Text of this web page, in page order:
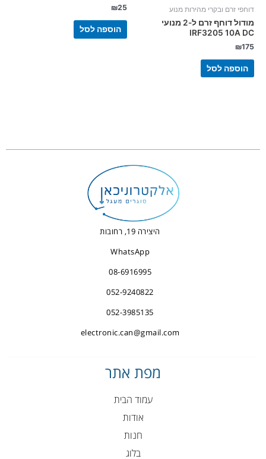
דוחפי זרם ובקרי מהירות מנוע
מודול דוחף זרם ל-2 מנועי
IRF3205 10A DC
₪175
הוספה לסל
₪25
הוספה לסל
היצירה 19, רחובות
WhatsApp
08-6916995
052-9240822
052-3985135
electronic.can@gmail.com
מפת אתר
עמוד הבית
אודות
חנות
בלוג